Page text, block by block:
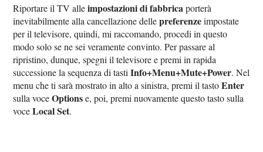
Riportare il TV alleimpostazioni di fabbricaporterà
inevitabilmente alla cancellazione dellepreferenzeimpostate
per il televisore, quindi, mi raccomando, procedi in questo
modo solo se ne sei veramente convinto. Per passare al
ripristino, dunque, spegni il televisore e premi in rapida
successione la sequenza di tastiInfo+Menu+Mute+Power. Nel
menu che ti sarà mostrato in alto a sinistra, premi il tastoEnter
sulla voceOptionse, poi, premi nuovamente questo tasto sulla
voceLocal Set.